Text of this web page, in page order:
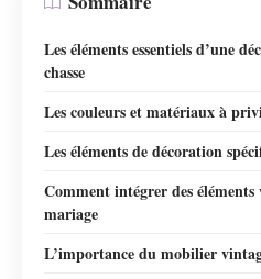
Les éléments essentiels d’une
chasse
Les couleurs et matériaux à
Les éléments de décoration
Comment intégrer des
mariage
L’importance du mobilier